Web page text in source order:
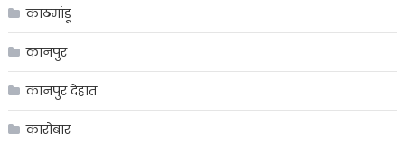
काठमांडू
कानपुर
कानपुर देहात
कारोबार